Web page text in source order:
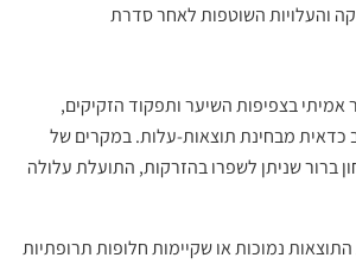
והעלויות השוטפות לאחר סדרת
אמיתי בצפיפות השיער ותפקוד הזקיקים,
מבחינת תוצאות-עלות. במקרים של
ברור שניתן לשפרו בהזרקות, התועלת עלולה
נמוכות או שקיימות חלופות תרופתיות